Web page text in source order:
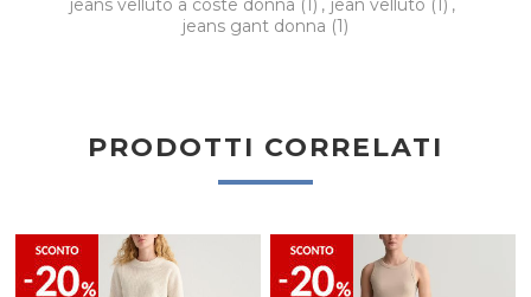
jeans gant donna (1)
PRODOTTI CORRELATI